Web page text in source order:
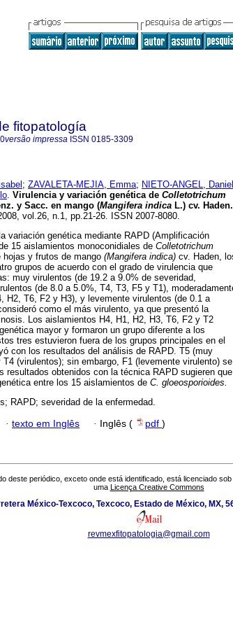
fitopatología
versão impressa ISSN 0185-3309
; ZAVALETA-MEJIA, Emma; NIETO-ANGEL, Daniel
. Virulencia y variación genética de Colletotrichum
y Sacc. en mango (Mangifera indica L.) cv. Haden.
vol.26, n.1, pp.21-26. ISSN 2007-8080.
variación genética mediante RAPD (Amplificación
15 aislamientos monoconidiales de Colletotrichum
hojas y frutos de mango (Mangifera indica) cv. Haden,
grupos de acuerdo con el grado de virulencia que
muy virulentos (de 19.2 a 9.0% de severidad,
(de 8.0 a 5.0%, T4, T3, F5 y T1),
H2, T6, F2 y H3), y levemente virulentos (de 0.1 a
como el más virulento, ya que presentó la
Los aislamientos H4, H1, H2, H3, T6, F2 y T2
mayor y formaron un grupo diferente a los
tres estuvieron fuera de los grupos principales en el
con los resultados del análisis de RAPD. T5 (muy
(virulentos); sin embargo, F1 (levemente virulento) se
resultados obtenidos con la técnica RAPD sugieren que
entre los 15 aislamientos de C. gloeosporioides.
RAPD; severidad de la enfermedad.
· texto em Inglês · Inglês ( pdf )
deste periódico, exceto onde está identificado, está licenciado sob
uma Licença Creative Commons
México-Texcoco, Texcoco, Estado de México, MX,
revmexfitopatologia@gmail.com